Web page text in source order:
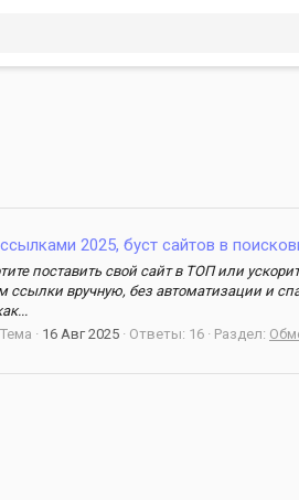
2025, буст сайтов в
поставить свой сайт в ТОП или
ссылки вручную, без автоматизации и
Тема 16 Авг 2025 Ответы: 16 Раздел: